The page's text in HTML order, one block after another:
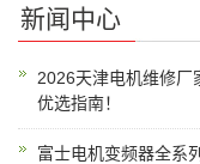
新闻中心
2026天津电机维修厂
优选指南！
富士电机变频器全系